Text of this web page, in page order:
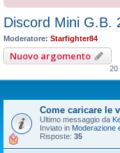
Discord Mini G.B.
Moderatore: Starfighter84
Nuovo argomento
20
Come caricare le
Ultimo messaggio da
Inviato in Moderazione
Risposte: 35